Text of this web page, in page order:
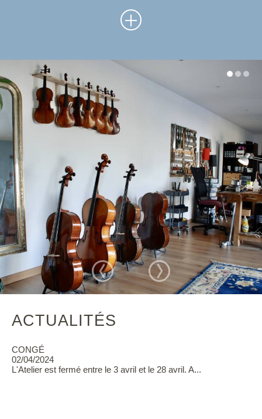
ACTUALITÉS
CONGÉ
02/04/2024
L'Atelier est fermé entre le 3 avril et le 28 avril. A...